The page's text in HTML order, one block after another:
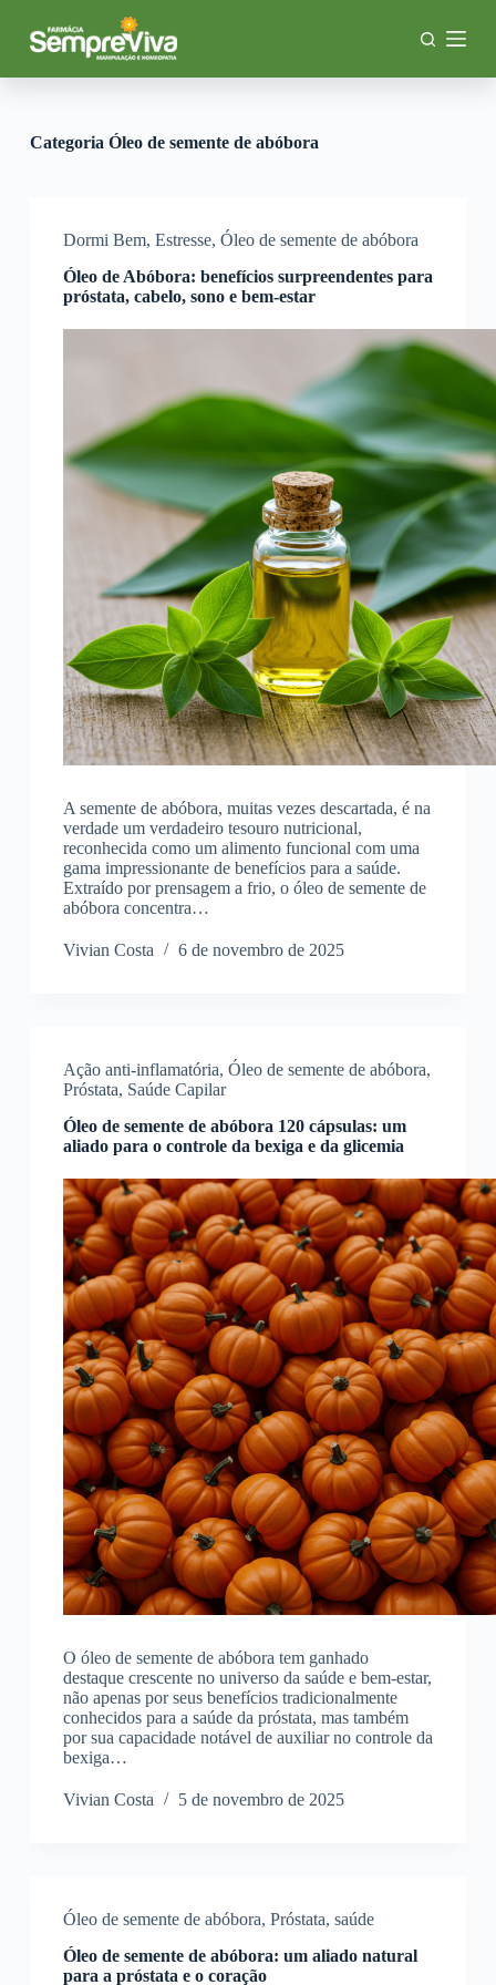
u
a
Categoria Óleo de semente de abóbora
Dormi Bem, Estresse, Óleo de semente de abóbora
Óleo de Abóbora: benefícios surpreendentes para
próstata, cabelo, sono e bem-estar
A semente de abóbora, muitas vezes descartada, é na
verdade um verdadeiro tesouro nutricional,
reconhecida como um alimento funcional com uma
gama impressionante de benefícios para a saúde.
Extraído por prensagem a frio, o óleo de semente de
abóbora concentra…
Vivian Costa 6 de novembro de 2025
Ação anti-inflamatória, Óleo de semente de abóbora,
Próstata, Saúde Capilar
Óleo de semente de abóbora 120 cápsulas: um
aliado para o controle da bexiga e da glicemia
O óleo de semente de abóbora tem ganhado
destaque crescente no universo da saúde e bem-estar,
não apenas por seus benefícios tradicionalmente
conhecidos para a saúde da próstata, mas também
por sua capacidade notável de auxiliar no controle da
bexiga…
Vivian Costa 5 de novembro de 2025
Óleo de semente de abóbora, Próstata, saúde
Óleo de semente de abóbora: um aliado natural
para a próstata e o coração